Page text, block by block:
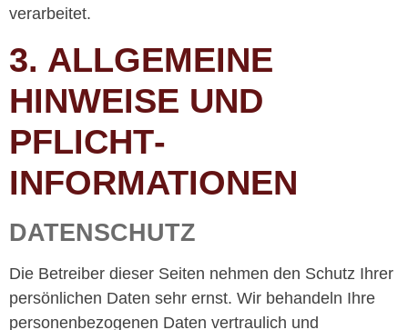
verarbeitet.
3. ALLGEMEINE
HINWEISE UND
PFLICHT­
INFORMATIONEN
DATENSCHUTZ
Die Betreiber dieser Seiten nehmen den Schutz Ihrer
persönlichen Daten sehr ernst. Wir behandeln Ihre
personenbezogenen Daten vertraulich und